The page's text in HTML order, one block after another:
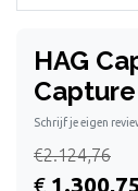
HAG
Schrijf je eigen
€2.124,76
€